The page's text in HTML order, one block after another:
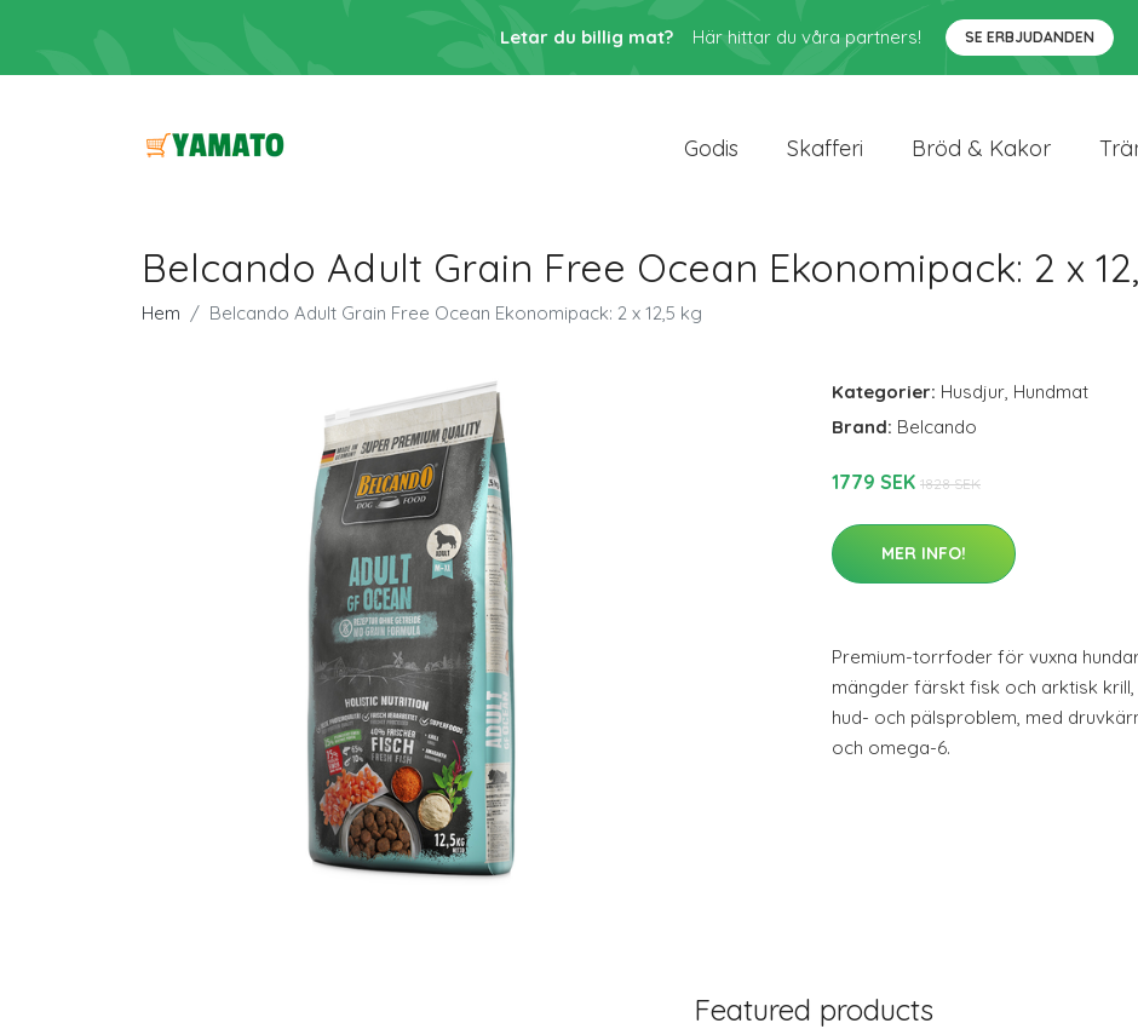
Letar du billig mat? Här hittar du våra partners! SE ERBJUDANDEN
Godis Skafferi Bröd & Kakor
Belcando Adult Grain Free Ocean Ekonomipack: 2 x
Hem Belcando Adult Grain Free Ocean Ekonomipack: 2 x 12,5 kg
Kategorier: Husdjur, Hundmat
Brand: Belcando
1779 SEK 1828 SEK
MER INFO!
Premium-torrfoder för vuxna
mängder färskt fisk och arktisk
hud- och pälsproblem, med
och omega-6.
Featured products